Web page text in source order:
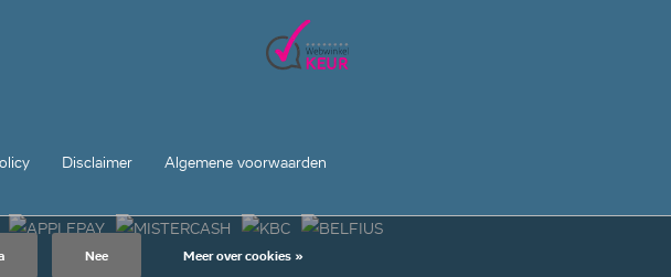
Nee Meer over cookies »
Disclaimer Algemene voorwaarden